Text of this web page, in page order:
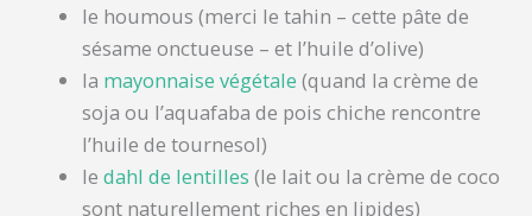
le houmous (merci le tahin – cette pâte de
sésame onctueuse – et l’huile d’olive)
la mayonnaise végétale (quand la crème de
soja ou l’aquafaba de pois chiche rencontre
l’huile de tournesol)
ledahl de lentilles (le lait ou la crème de coco
sont naturellement riches en lipides)